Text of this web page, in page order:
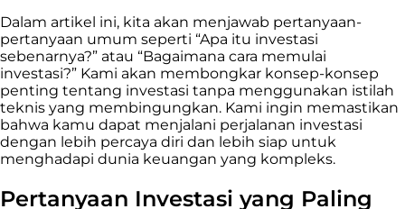
Dalam artikel ini, kita akan menjawab pertanyaan-
pertanyaan umum seperti “Apa itu investasi
sebenarnya?” atau “Bagaimana cara memulai
investasi?” Kami akan membongkar konsep-konsep
penting tentang investasi tanpa menggunakan istilah
teknis yang membingungkan. Kami ingin memastikan
bahwa kamu dapat menjalani perjalanan investasi
dengan lebih percaya diri dan lebih siap untuk
menghadapi dunia keuangan yang kompleks.
Pertanyaan Investasi yang Paling